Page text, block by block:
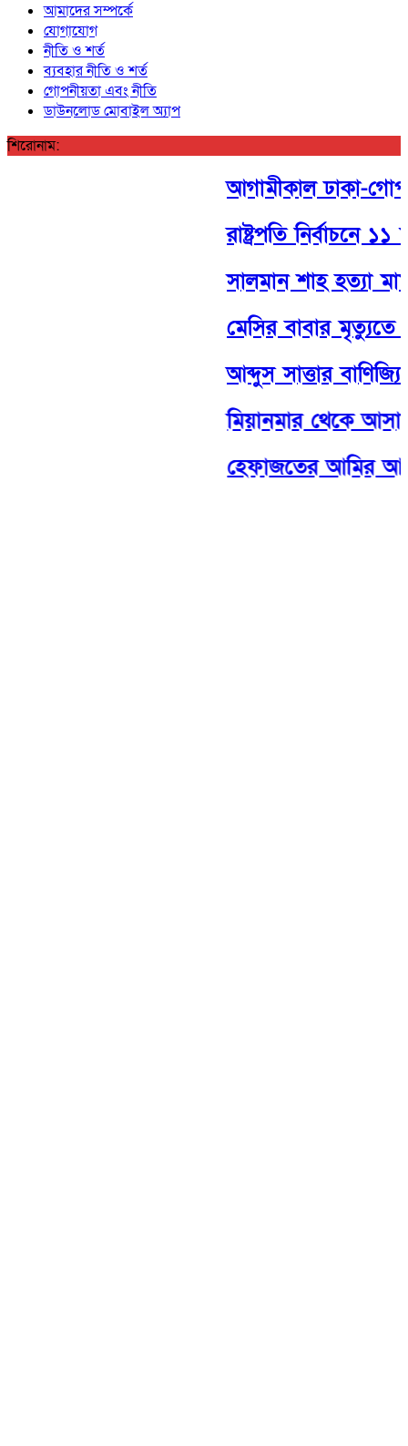
আমাদের সম্পর্কে
যোগাযোগ
নীতি ও শর্ত
ব্যবহার নীতি ও শর্ত
গোপনীয়তা এবং নীতি
ডাউনলোড মোবাইল অ্যাপ
শিরোনাম:
আগামীকাল ঢাকা-
রাষ্ট্রপতি নির্বাচনে
সালমান শাহ হত্যা
মেসির বাবার মৃত্যুতে
আব্দুস সাত্তার
মিয়ানমার থেকে আসা
হেফাজতের আমির